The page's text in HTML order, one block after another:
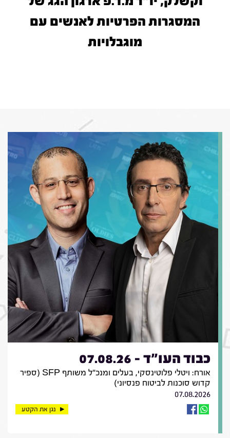
המסגרות הפרטיות לאנשים עם
מוגבלויות
כבוד העו"ד - 07.08.26
אורח: ויטלי פלוטינסקי, בעלים ומנכ"ל משותף SFP (ספיר
קדוש סוכנות לביטוח פנסיוני)
07.08.2026
נגן את הקטע